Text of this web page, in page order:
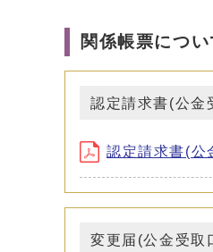
関係帳票につい
認定請求書(公金
認定請求書(
変更届(公金受取